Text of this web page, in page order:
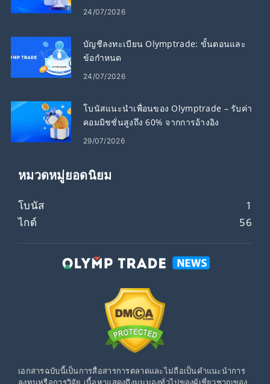
24/07/2026
บัญชีลงทะเบียน Olymptrade: ขั้นตอนและ
ข้อกำหนด
24/07/2026
โบนัสแนะนำเพื่อนของ Olymptrade – รับค่า
คอมมิชชั่นสูงถึง 60% จากการอ้างอิง
29/07/2026
หมวดหมู่ยอดนิยม
โบนัส
1
ไกด์
56
เอกสารฉบับนี้เป็นการสื่อสารการตลาดและไม่ถือเป็นคำแนะนำการ